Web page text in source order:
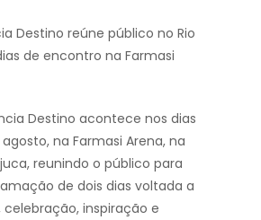
Destino reúne público no Rio
de encontro na Farmasi
Destino acontece nos dias
na Farmasi Arena, na
reunindo o público para
de dois dias voltada a
inspiração e